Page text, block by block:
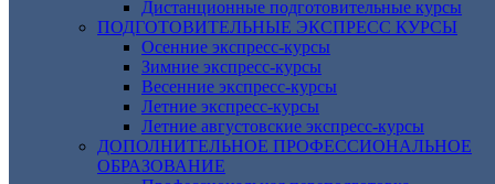
Дистанционные подготовительные курсы
ПОДГОТОВИТЕЛЬНЫЕ ЭКСПРЕСС КУРСЫ
Осенние экспресс-курсы
Зимние экспресс-курсы
Весенние экспресс-курсы
Летние экспресс-курсы
Летние августовские экспресс-курсы
ДОПОЛНИТЕЛЬНОЕ ПРОФЕССИОНАЛЬНОЕ
ОБРАЗОВАНИЕ